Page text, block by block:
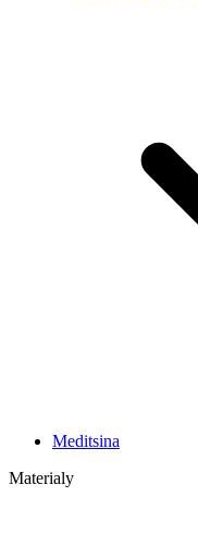
Meditsina
Materialy